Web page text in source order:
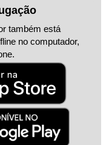
também está
no computador,